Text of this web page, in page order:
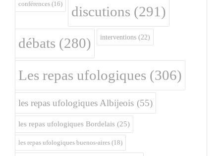
conférences (16) discutions (291)
débats (280) interventions (22)
Les repas ufologiques (306)
les repas ufologiques Albijeois (55)
les repas ufologiques Bordelais (25)
les repas ufologiques buenos-aires (18)